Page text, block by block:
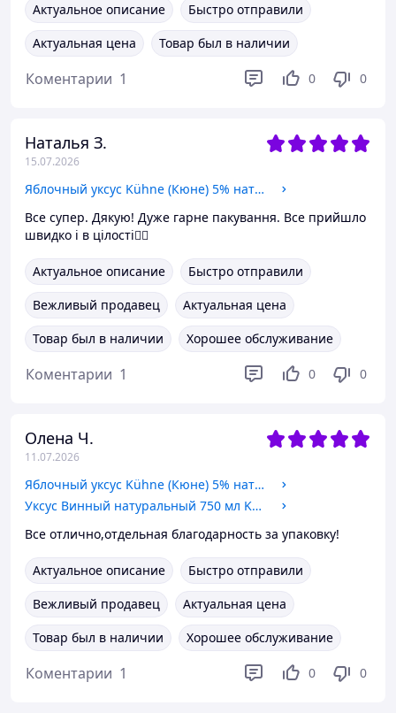
Актуальное описание
Быстро отправили
Актуальная цена
Товар был в наличии
Коментарии 1 0 0
Наталья З.
15.07.2026
Яблочный уксус Kühne (Кюне) 5% натуральный 750 мл
Все супер. Дякую! Дуже гарне пакування. Все прийшло
швидко і в цілості👌🏻
Актуальное описание
Быстро отправили
Вежливый продавец
Актуальная цена
Товар был в наличии
Хорошее обслуживание
Коментарии 1 0 0
Олена Ч.
11.07.2026
Яблочный уксус Kühne (Кюне) 5% натуральный 750 мл
Уксус Винный натуральный 750 мл Kuhne (Кюне)
Все отлично,отдельная благодарность за упаковку!
Актуальное описание
Быстро отправили
Вежливый продавец
Актуальная цена
Товар был в наличии
Хорошее обслуживание
Коментарии 1 0 0